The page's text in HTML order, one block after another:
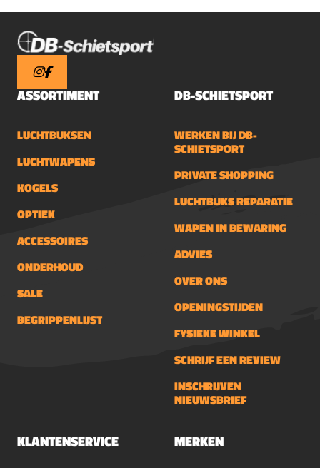
ASSORTIMENT
LUCHTBUKSEN
LUCHTWAPENS
KOGELS
OPTIEK
ACCESSOIRES
ONDERHOUD
SALE
BEGRIPPENLIJST
DB-SCHIETSPORT
WERKEN BIJ DB-
SCHIETSPORT
PRIVATE SHOPPING
LUCHTBUKS REPARATIE
WAPEN IN BEWARING
ADVIES
OVER ONS
OPENINGSTIJDEN
FYSIEKE WINKEL
SCHRIJF EEN REVIEW
INSCHRIJVEN
NIEUWSBRIEF
KLANTENSERVICE MERKEN